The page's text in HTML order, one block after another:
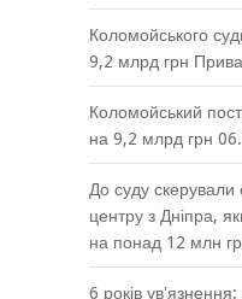
Коломойського
9,2 млрд грн
Коломойський
на 9,2 млрд грн
До суду скерували
центру з Дніпра,
на понад 12 млн
6 років